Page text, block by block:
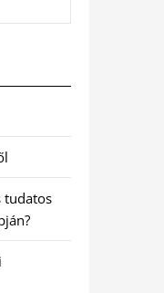
tudatos